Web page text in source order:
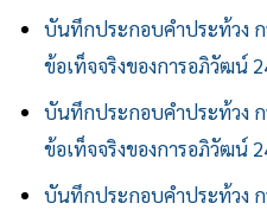
บันทึกประกอบคำประท้วง
ข้อเท็จจริงของการอภิวัฒน์
บันทึกประกอบคำประท้วง
ข้อเท็จจริงของการอภิวัฒน์
บันทึกประกอบคำประท้วง